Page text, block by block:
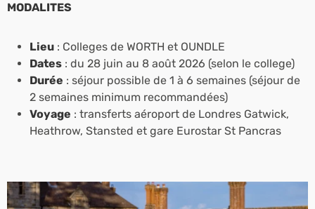
MODALITES
Lieu : Colleges de WORTH et OUNDLE
Dates : du 28 juin au 8 août 2026 (selon le college)
Durée : séjour possible de 1 à 6 semaines (séjour de
2 semaines minimum recommandées)
Voyage : transferts aéroport de Londres Gatwick,
Heathrow, Stansted et gare Eurostar St Pancras